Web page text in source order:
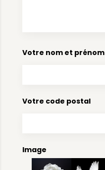
Votre nom et prénom
Votre code postal
Image